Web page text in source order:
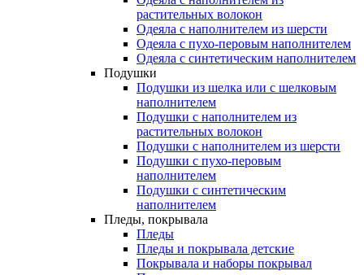
растительных волокон
Одеяла с наполнителем из шерсти
Одеяла с пухо-перовым наполнителем
Одеяла с синтетическим наполнителем
Подушки
Подушки из шелка или с шелковым
наполнителем
Подушки с наполнителем из
растительных волокон
Подушки с наполнителем из шерсти
Подушки с пухо-перовым
наполнителем
Подушки с синтетическим
наполнителем
Пледы, покрывала
Пледы
Пледы и покрывала детские
Покрывала и наборы покрывал